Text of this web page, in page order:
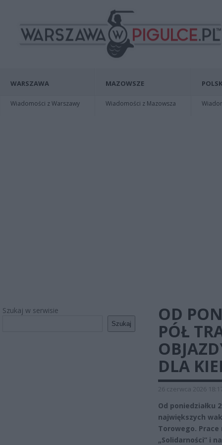
WARSZAWA
Wiadomości z Warszawy
MAZOWSZE
Wiadomości z Mazowsza
Szukaj w serwisie
Szukaj
OD
PÓŁ
DLA
26 czerwca 2026
Od poniedziałku
największych
Torowego. Prace
„Solidarności” i